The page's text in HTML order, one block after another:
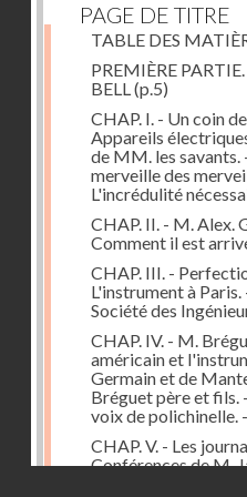
PAGE DE TITRE
TABLE DES
PREMIÈRE
BELL (p.5)
CHAP. I. - Un coin
Appareils
de MM. les savants.
merveille des
L'incrédulité
CHAP. II. - M. Alex.
Comment il est
CHAP. III. -
L'instrument à Paris.
Société des
CHAP. IV. - M.
américain et
Germain et de
Bréguet père et fils.
voix de polichinelle.
CHAP. V. - Les
Conférences de M.